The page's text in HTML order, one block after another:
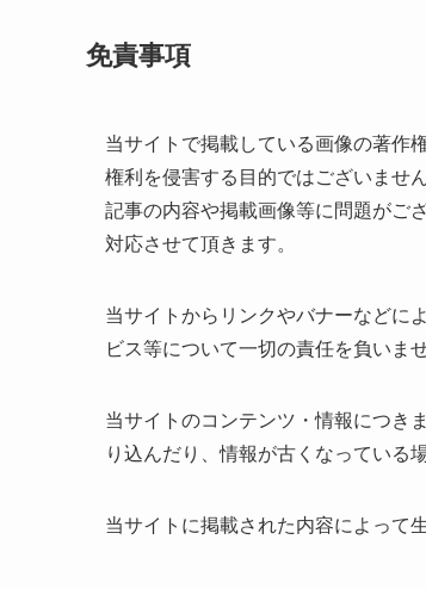
免責事項
当サイトで掲載している画像の著作
権利を侵害する目的ではございません
記事の内容や掲載画像等に問題がご
対応させて頂きます。
当サイトからリンクやバナーなどに
ビス等について一切の責任を負いませ
当サイトのコンテンツ・情報につき
り込んだり、情報が古くなっている
当サイトに掲載された内容によって